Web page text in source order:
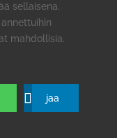
sellaisena.
mahdollisia.
jaa